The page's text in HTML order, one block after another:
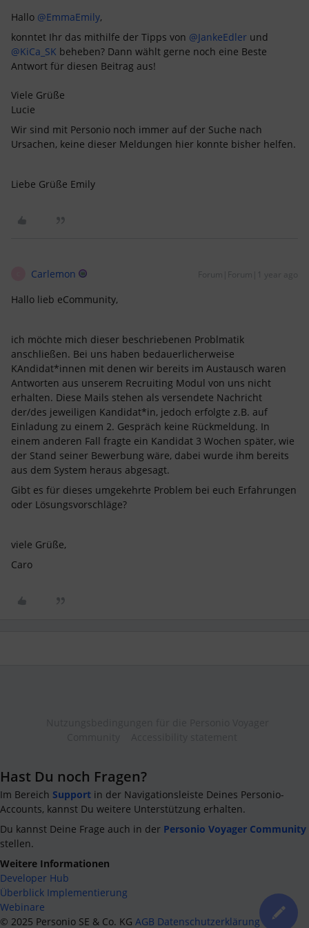
Hallo ​ @EmmaEmily,
konntet Ihr das mithilfe der Tipps von ​ @JankeEdler und ​
@KiCa_SK beheben? Dann wählt gerne noch eine Beste
Antwort für diesen Beitrag aus!
Viele Grüße
Lucie
Wir sind mit Personio noch immer auf der Suche nach
Ursachen, keine dieser Meldungen hier konnte bisher helfen.
Liebe Grüße Emily
Carlemon Forum|Forum|1 year ago
Hallo lieb eCommunity,
ich möchte mich dieser beschriebenen Problmatik
anschließen. Bei uns haben bedauerlicherweise
KAndidat*innen mit denen wir bereits im Austausch waren
Antworten aus unserem Recruiting Modul von uns nicht
erhalten. Diese Mails stehen als versendete Nachricht
der/des jeweiligen Kandidat*in, jedoch erfolgte z.B. auf
Einladung zu einem 2. Gespräch keine Rückmeldung. In
einem anderen Fall fragte ein Kandidat 3 Wochen später, wie
der Stand seiner Bewerbung wäre, dabei wurde ihm bereits
aus dem System heraus abgesagt.
Gibt es für dieses umgekehrte Problem bei euch Erfahrungen
oder Lösungsvorschläge?
viele Grüße,
Caro
Hast Du noch Fragen?
Im Bereich Support in der Navigationsleiste Deines Personio-
Accounts, kannst Du weitere Unterstützung erhalten.
Du kannst Deine Frage auch in der Personio Voyager Community
stellen.
Weitere Informationen
Developer Hub
Überblick Implementierung
Webinare
© 2025 Personio SE & Co. KG AGB Datenschutzerklärung